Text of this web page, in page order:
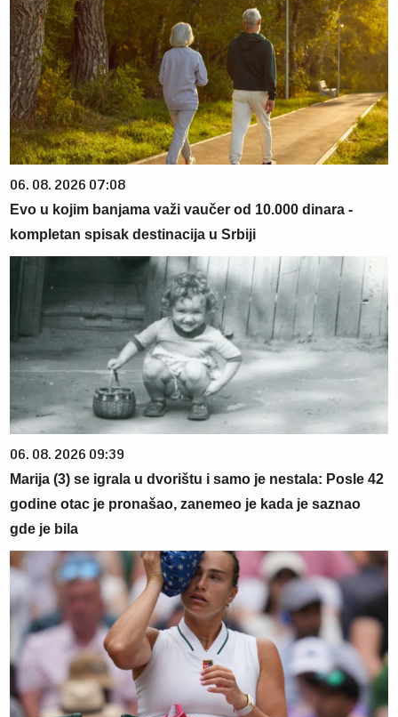
06. 08. 2026 07:08
Evo u kojim banjama važi vaučer od 10.000 dinara -
kompletan spisak destinacija u Srbiji
06. 08. 2026 09:39
Marija (3) se igrala u dvorištu i samo je nestala: Posle 42
godine otac je pronašao, zanemeo je kada je saznao
gde je bila